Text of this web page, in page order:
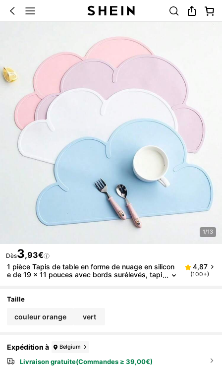
1/13
Dès3,93€
1 pièce Tapis de table en forme de nuage en silicon
e de 19 x 11 pouces avec bords surélevés, tapi
4,87
(100+)
Taille
couleur orange vert
Expédition à Belgium
Livraison gratuite(Commandes ≥ 39,00€)